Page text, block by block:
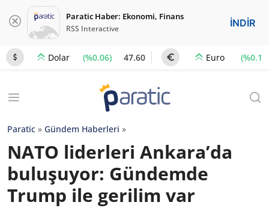
Paratic Haber: Ekonomi, Finans
RSS Interactive İNDİR
Dolar (%0.06) 47.60 Euro (%0.1)
Paratic » Gündem Haberleri »
NATO liderleri Ankara’da
buluşuyor: Gündemde
Trump ile gerilim var